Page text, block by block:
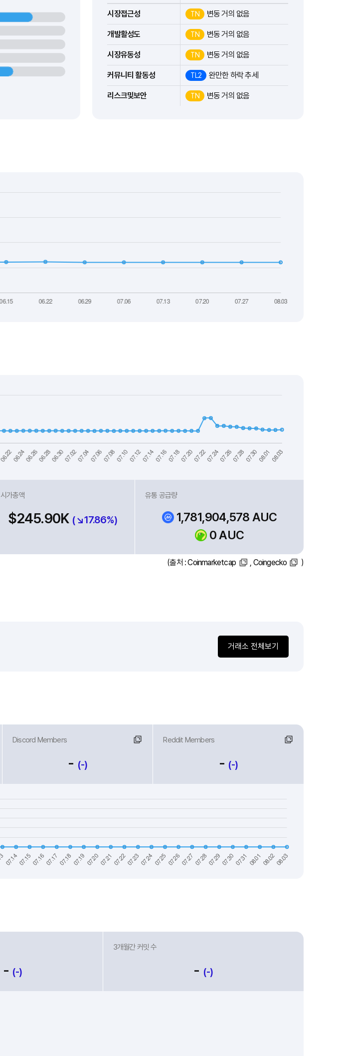
시장접근성 TN 변동 거의 없음
개발활성도 TN 변동 거의 없음
시장유동성 TN 변동 거의 없음
커뮤니티 활동성 TL2 완만한 하락 추세
리스크및보안 TN 변동 거의 없음
시가총액
$245.90K (↘17.86%)
유통 공급량
1,781,904,578 AUC
0 AUC
(출처 :Coinmarketcap Coingecko )
거래소 전체보기
Discord Members
- (-)
Reddit Members
링크
- (-)
- (-)
3개월간 커밋 수
- (-)